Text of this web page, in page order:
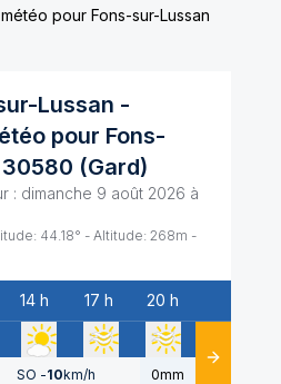
pour Fons-sur-Lussan
Lussan -
pour Fons-
30580 (Gard)
: dimanche 9 août 2026 à
44.18° - Altitude: 268m -
14 h 17 h 20 h
SO -10km/h 0mm Détails